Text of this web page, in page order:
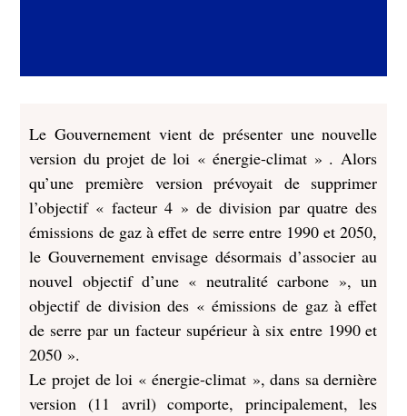
Le Gouvernement vient de présenter une nouvelle
version du projet de loi « énergie-climat » . Alors
qu’une première version prévoyait de supprimer
l’objectif « facteur 4 » de division par quatre des
émissions de gaz à effet de serre entre 1990 et 2050,
le Gouvernement envisage désormais d’associer au
nouvel objectif d’une « neutralité carbone », un
objectif de division des « émissions de gaz à effet
de serre par un facteur supérieur à six entre 1990 et
2050 ».
Le projet de loi « énergie-climat », dans sa dernière
version (11 avril) comporte, principalement, les